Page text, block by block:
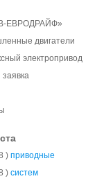
ЕВРОДРАЙФ»
двигатели
электропривод
) приводные
) систем